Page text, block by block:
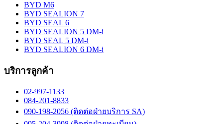
BYD M6
BYD SEALION 7
BYD SEAL 6
BYD SEALION 5 DM-i
BYD SEAL 5 DM-i
BYD SEALION 6 DM-i
บริการลูกค้า
02-997-1133
084-201-8833
090-198-2056 (ติดต่อฝ่ายบริการ SA)